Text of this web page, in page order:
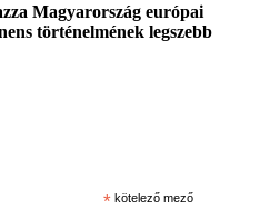
Magyarország európai
történelmének legszebb
* kötelező mező